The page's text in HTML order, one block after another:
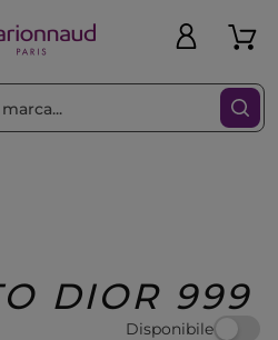
Regalo
DIOR 999
Disponibile
Filtra